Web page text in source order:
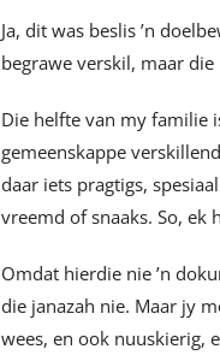
Ja, dit was beslis ’n
begrawe verskil, maar
Die helfte van my familie
gemeenskappe
daar iets pragtigs,
vreemd of snaaks. So,
Omdat hierdie nie ’n
die janazah nie. Maar jy
wees, en ook nuuskierig,